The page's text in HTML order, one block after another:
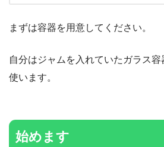
まずは容器を用意してください。
自分はジャムを入れていたガラス
使います。
始めます